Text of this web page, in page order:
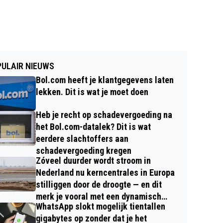
NIEUWS
Bol.com heeft je klantgegevens laten
lekken. Dit is wat je moet doen
Heb je recht op schadevergoeding na
het Bol.com-datalek? Dit is wat
eerdere slachtoffers aan
schadevergoeding kregen
Zóveel duurder wordt stroom in
Nederland nu kerncentrales in Europa
stilliggen door de droogte — en dit
merk je vooral met een dynamisch
contract
WhatsApp slokt mogelijk tientallen
gigabytes op zonder dat je het